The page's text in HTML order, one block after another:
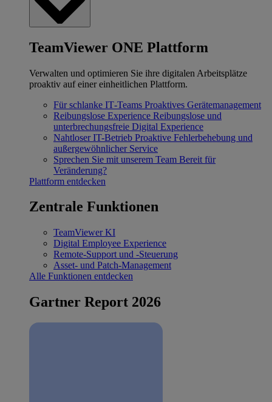
TeamViewer ONE Plattform
Verwalten und optimieren Sie ihre digitalen Arbeitsplätze
proaktiv auf einer einheitlichen Plattform.
Für schlanke IT‐Teams Proaktives Gerätemanagement
Reibungslose Experience Reibungslose und
unterbrechungsfreie Digital Experience
Nahtloser IT-Betrieb Proaktive Fehlerbehebung und
außergewöhnlicher Service
Sprechen Sie mit unserem Team Bereit für
Veränderung?
Plattform entdecken
Zentrale Funktionen
TeamViewer KI
Digital Employee Experience
Remote-Support und -Steuerung
Asset- und Patch-Management
Alle Funktionen entdecken
Gartner Report 2026